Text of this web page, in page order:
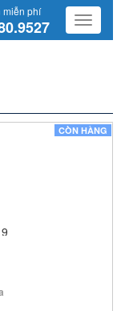
miễn phí
CÒN HÀNG